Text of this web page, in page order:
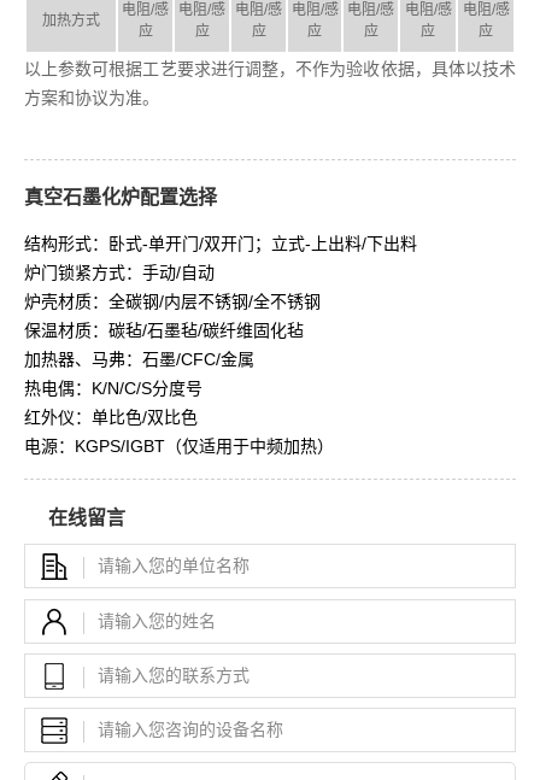
加热方式
电阻/感
应
电阻/感
应
电阻/感
应
电阻/感
应
电阻/感
应
电阻/感
应
电阻/感
应
以上参数可根据工艺要求进行调整，不作为验收依据，具体以技术
方案和协议为准。
真空石墨化炉配置选择
结构形式：卧式-单开门/双开门；立式-上出料/下出料
炉门锁紧方式：手动/自动
炉壳材质：全碳钢/内层不锈钢/全不锈钢
保温材质：碳毡/石墨毡/碳纤维固化毡
加热器、马弗：石墨/CFC/金属
热电偶：K/N/C/S分度号
红外仪：单比色/双比色
电源：KGPS/IGBT（仅适用于中频加热）
在线留言